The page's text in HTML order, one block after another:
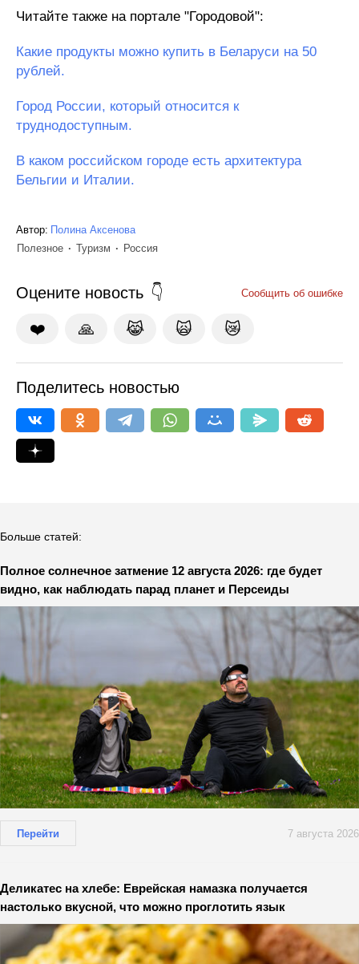
Читайте также на портале "Городовой":
Какие продукты можно купить в Беларуси на 50
рублей.
Город России, который относится к
труднодоступным.
В каком российском городе есть архитектура
Бельгии и Италии.
Автор: Полина Аксенова
Полезное
Туризм Россия
Оцените новость Сообщить об ошибке
❤️ 🙏 😹 🙀 😿
Поделитесь новостью
Больше статей:
Полное солнечное затмение 12 августа 2026: где будет
видно, как наблюдать парад планет и Персеиды
Перейти 7 августа 2026
Деликатес на хлебе: Еврейская намазка получается
настолько вкусной, что можно проглотить язык